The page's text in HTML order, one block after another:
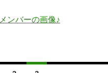
ンバーの画像♪